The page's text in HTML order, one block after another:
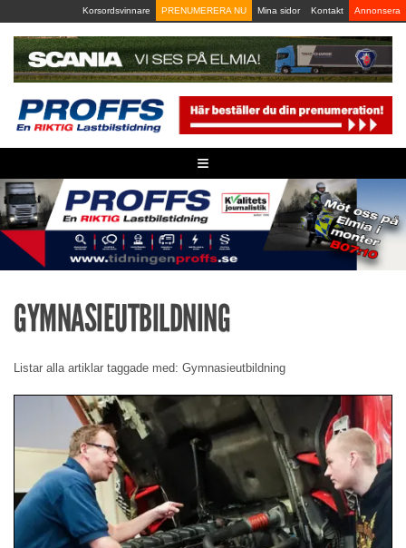
to
content
Korsordsvinnare PRENUMERERA NU Mina sidor Kontakt Annonsera
≡
GYMNASIEUTBILDNING
Listar alla artiklar taggade med: Gymnasieutbildning